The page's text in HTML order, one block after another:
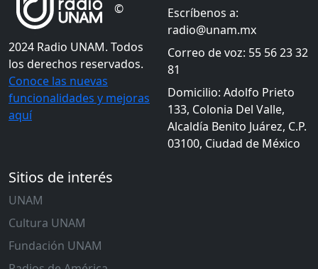
©
2024 Radio UNAM. Todos
los derechos reservados.
Conoce las nuevas
funcionalidades y mejoras
aquí
Escríbenos a:
radio@unam.mx
Correo de voz: 55 56 23 32
81
Domicilio: Adolfo Prieto
133, Colonia Del Valle,
Alcaldía Benito Juárez, C.P.
03100, Ciudad de México
Sitios de interés
UNAM
Cultura UNAM
Fundación UNAM